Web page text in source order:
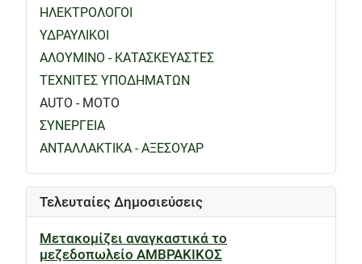
ΗΛΕΚΤΡΟΛΟΓΟΙ
ΥΔΡΑΥΛΙΚΟΙ
ΑΛΟΥΜΙΝΟ - ΚΑΤΑΣΚΕΥΑΣΤΕΣ
ΤΕΧΝΙΤΕΣ ΥΠΟΔΗΜΑΤΩΝ
AUTO - MOTO
ΣΥΝΕΡΓΕΙΑ
ΑΝΤΑΛΛΑΚΤΙΚΑ - ΑΞΕΣΟΥΑΡ
Τελευταίες Δημοσιεύσεις
Μετακομίζει αναγκαστικά το
μεζεδοπωλείο ΑΜΒΡΑΚΙΚΟΣ